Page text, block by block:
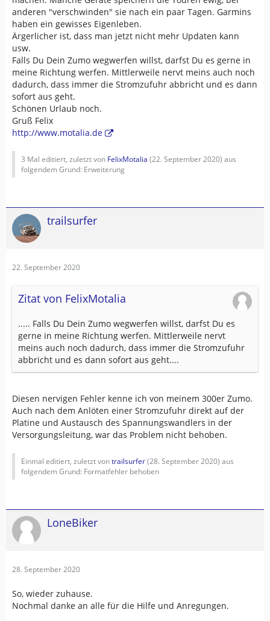
anderen "verschwinden" sie nach ein paar Tagen. Garmins
haben ein gewisses Eigenleben.
Ärgerlicher ist, dass man jetzt nicht mehr Updaten kann
usw.
Falls Du Dein Zumo wegwerfen willst, darfst Du es gerne in
meine Richtung werfen. Mittlerweile nervt meins auch noch
dadurch, dass immer die Stromzufuhr abbricht und es dann
sofort aus geht.
Schönen Urlaub noch.
Gruß Felix
http://www.motalia.de
3 Mal editiert, zuletzt von FelixMotalia (22. September 2020) aus
folgendem Grund: Erweiterung
trailsurfer
22. September 2020
Zitat von FelixMotalia
..... Falls Du Dein Zumo wegwerfen willst, darfst Du es
gerne in meine Richtung werfen. Mittlerweile nervt
meins auch noch dadurch, dass immer die Stromzufuhr
abbricht und es dann sofort aus geht....
Diesen nervigen Fehler kenne ich von meinem 300er Zumo.
Auch nach dem Anlöten einer Stromzufuhr direkt auf der
Platine und Austausch des Spannungswandlers in der
Versorgungsleitung, war das Problem nicht behoben.
Einmal editiert, zuletzt vontrailsurfer(28. September 2020) aus
folgendem Grund: Formatfehler behoben
LoneBiker
28. September 2020
So, wieder zuhause.
Nochmal danke an alle für die Hilfe und Anregungen.